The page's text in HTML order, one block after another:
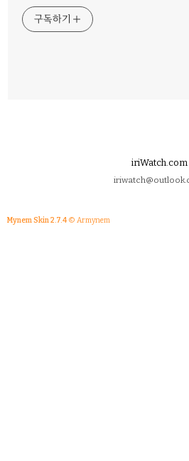
구독하기
iriWatch.com
Mynem Skin 2.7.4© Armynem